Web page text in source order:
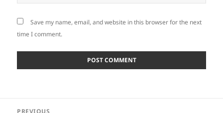
Save my name, email, and website in this browser for the next
time I comment.